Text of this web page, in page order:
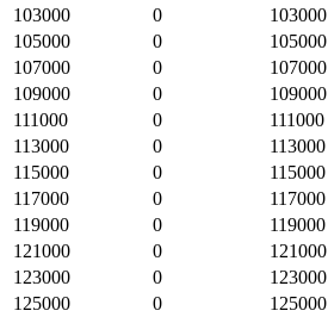
103000
0
103000
105000
0
105000
107000
0
107000
109000
0
109000
111000
0
111000
113000
0
113000
115000
0
115000
117000
0
117000
119000
0
119000
121000
0
121000
123000
0
123000
125000
0
125000